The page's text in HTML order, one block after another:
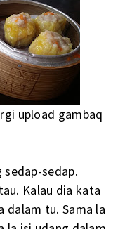
upload gambaq
sedap.
Kalau dia kata
dalam tu. Sama la